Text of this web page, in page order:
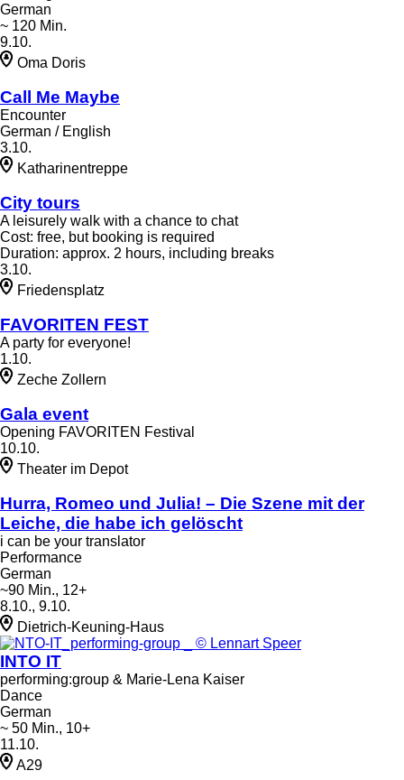
German
~ 120 Min.
9.10.
Oma Doris
Call Me Maybe
Encounter
German / English
3.10.
Katharinentreppe
City tours
A leisurely walk with a chance to chat
Cost: free, but booking is required
Duration: approx. 2 hours, including breaks
3.10.
Friedensplatz
FAVORITEN FEST
A party for everyone!
1.10.
Zeche Zollern
Gala event
Opening FAVORITEN Festival
10.10.
Theater im Depot
Hurra, Romeo und Julia! – Die Szene mit der
Leiche, die habe ich gelöscht
i can be your translator
Performance
German
~90 Min., 12+
8.10., 9.10.
Dietrich-Keuning-Haus
INTO IT
performing:group & Marie-Lena Kaiser
Dance
German
~ 50 Min., 10+
11.10.
A29